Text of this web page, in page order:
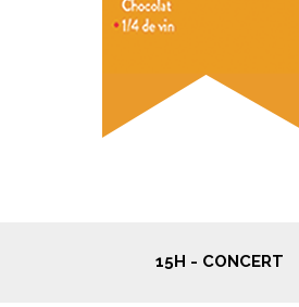
15H - CONCERT